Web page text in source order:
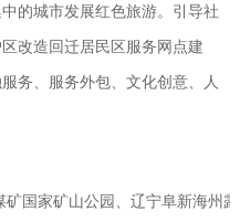
的城市发展红色旅游。引导社
改造回迁居民区服务网点建
务、服务外包、文化创意、人
国家矿山公园、辽宁阜新海州露